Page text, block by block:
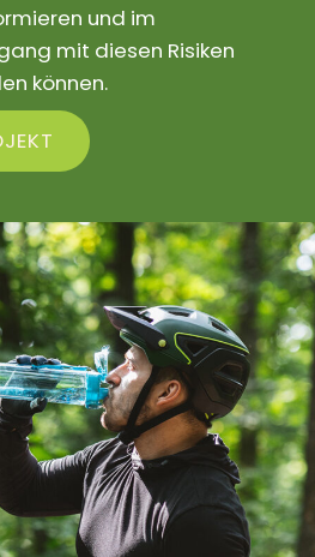
und im
mit diesen Risiken
können.